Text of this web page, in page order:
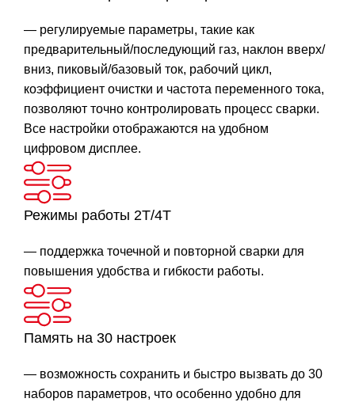
— регулируемые параметры, такие как
предварительный/последующий газ, наклон вверх/
вниз, пиковый/базовый ток, рабочий цикл,
коэффициент очистки и частота переменного тока,
позволяют точно контролировать процесс сварки.
Все настройки отображаются на удобном
цифровом дисплее.
Режимы работы 2T/4T
— поддержка точечной и повторной сварки для
повышения удобства и гибкости работы.
Память на 30 настроек
— возможность сохранить и быстро вызвать до 30
наборов параметров, что особенно удобно для